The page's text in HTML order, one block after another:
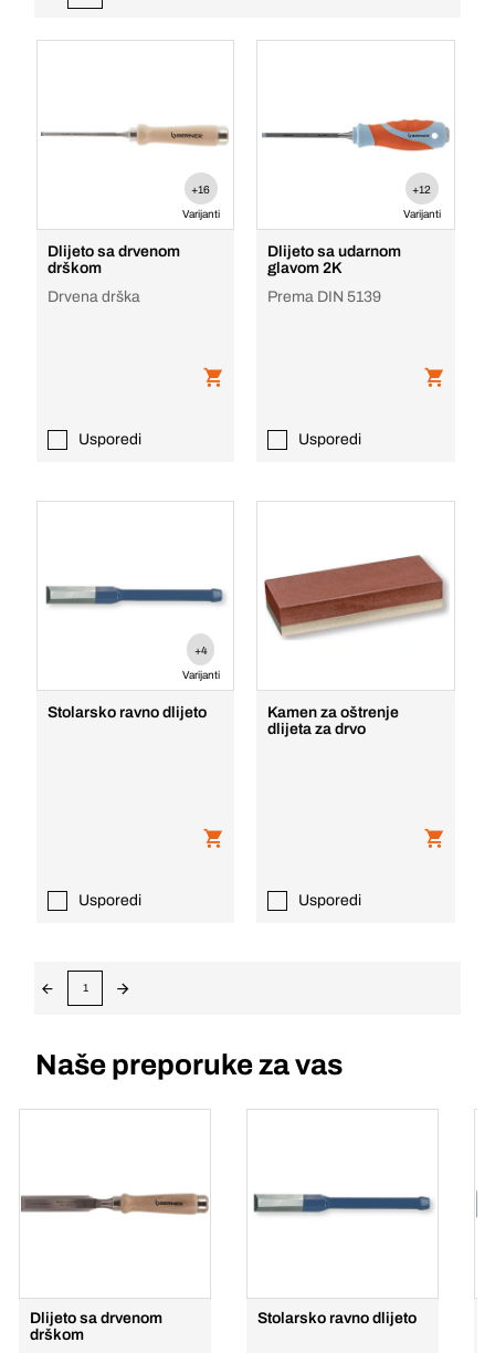
+16
Varijanti
Dlijeto sa drvenom
drškom
Drvena drška
Usporedi
+12
Varijanti
Dlijeto sa udarnom
glavom 2K
Prema DIN 5139
Usporedi
+4
Varijanti
Stolarsko ravno dlijeto
Usporedi
Kamen za oštrenje
dlijeta za drvo
Usporedi
1
Naše preporuke za vas
Dlijeto sa drvenom
drškom
Stolarsko ravno dlijeto